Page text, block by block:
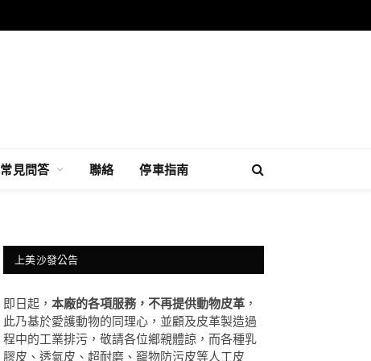
常見問答 聯絡 停車指南
上美沙發公告
即日起， 本廠的各項服務，不再提供動物皮革 ，
此乃基於愛護動物的同理心，並顧及皮革製造過
程中的工業排污，敬請各位鄉親體諒，而各種乳
膠皮、透氣皮、超耐磨、竉物防污皮等人工皮